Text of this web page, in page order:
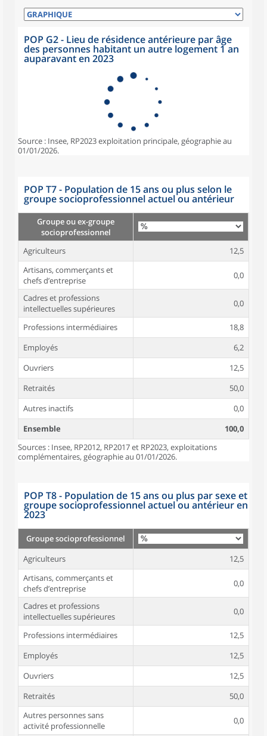
POP G2 - Lieu de résidence antérieure par âge
des personnes habitant un autre logement 1 an
auparavant en 2023
Source : Insee, RP2023 exploitation principale, géographie au
01/01/2026.
POP T7 - Population de 15 ans ou plus selon le
groupe socioprofessionnel actuel ou antérieur
Groupe ou ex-groupe
socioprofessionnel
Agriculteurs
12,5
Artisans, commerçants et
chefs d’entreprise
0,0
Cadres et professions
intellectuelles supérieures
0,0
Professions intermédiaires
18,8
Employés
6,2
Ouvriers
12,5
Retraités
50,0
Autres inactifs
0,0
Ensemble
100,0
Sources : Insee, RP2012, RP2017 et RP2023, exploitations
complémentaires, géographie au 01/01/2026.
POP T8 - Population de 15 ans ou plus par sexe et
groupe socioprofessionnel actuel ou antérieur en
2023
Groupe socioprofessionnel
Agriculteurs
12,5
Artisans, commerçants et
chefs d’entreprise
0,0
Cadres et professions
intellectuelles supérieures
0,0
Professions intermédiaires
12,5
Employés
12,5
Ouvriers
12,5
Retraités
50,0
Autres personnes sans
activité professionnelle
0,0